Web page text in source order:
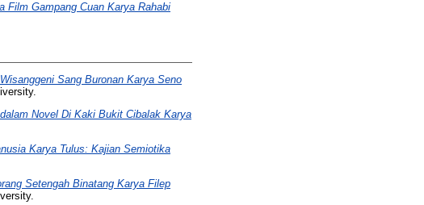
Film Gampang Cuan Karya Rahabi
Sang Buronan Karya Seno
Novel Di Kaki Bukit Cibalak Karya
Karya Tulus: Kajian Semiotika
Setengah Binatang Karya Filep